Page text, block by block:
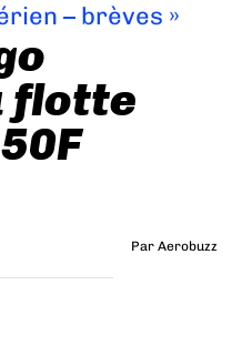
– brèves »
flotte
Par Aerobuzz